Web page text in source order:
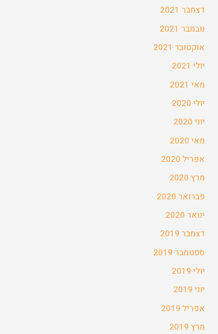
דצמבר 2021
נובמבר 2021
אוקטובר 2021
יולי 2021
מאי 2021
יולי 2020
יוני 2020
מאי 2020
אפריל 2020
מרץ 2020
פברואר 2020
ינואר 2020
דצמבר 2019
ספטמבר 2019
יולי 2019
יוני 2019
אפריל 2019
מרץ 2019